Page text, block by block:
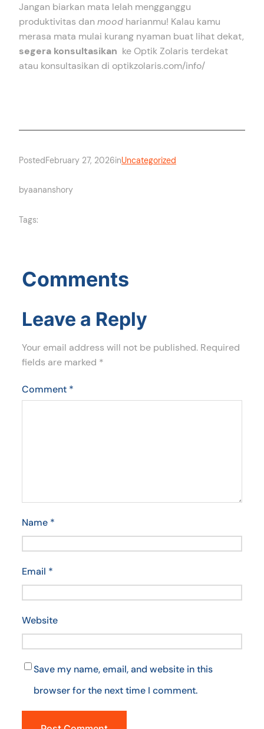
Jangan biarkan mata lelah mengganggu
produktivitas dan mood harianmu! Kalau kamu
merasa mata mulai kurang nyaman buat lihat dekat,
segera konsultasikan ke Optik Zolaris terdekat
atau konsultasikan di optikzolaris.com/info/
PostedFebruary 27, 2026inUncategorized
byaananshory
Tags:
Comments
Leave a Reply
Your email address will not be published. Required
fields are marked *
Comment *
Name *
Email *
Website
Save my name, email, and website in this
browser for the next time I comment.